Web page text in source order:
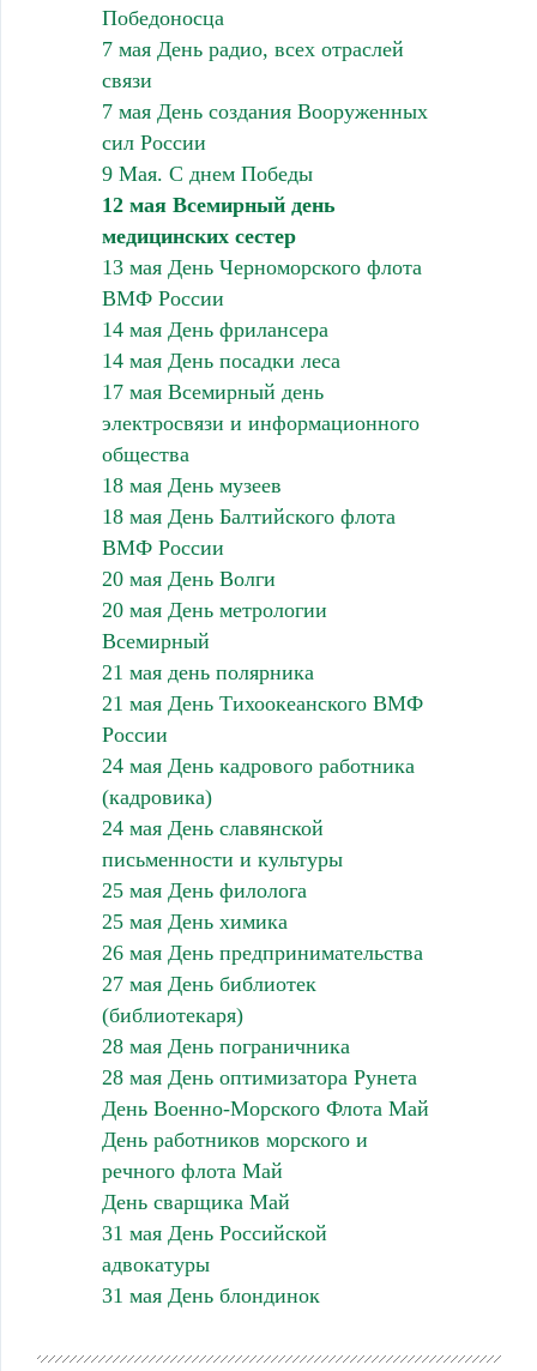
Победоносца
7 мая День радио, всех отраслей
связи
7 мая День создания Вооруженных
сил России
9 Мая. С днем Победы
12 мая Всемирный день
медицинских сестер
13 мая День Черноморского флота
ВМФ России
14 мая День фрилансера
14 мая День посадки леса
17 мая Всемирный день
электросвязи и информационного
общества
18 мая День музеев
18 мая День Балтийского флота
ВМФ России
20 мая День Волги
20 мая День метрологии
Всемирный
21 мая день полярника
21 мая День Тихоокеанского ВМФ
России
24 мая День кадрового работника
(кадровика)
24 мая День славянской
письменности и культуры
25 мая День филолога
25 мая День химика
26 мая День предпринимательства
27 мая День библиотек
(библиотекаря)
28 мая День пограничника
28 мая День оптимизатора Рунета
День Военно-Морского Флота Май
День работников морского и
речного флота Май
День сварщика Май
31 мая День Российской
адвокатуры
31 мая День блондинок